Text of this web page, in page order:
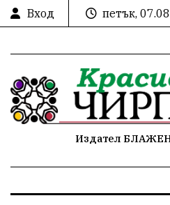
Вход
петък,
Издател